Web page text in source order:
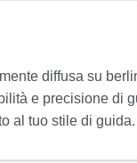
diffusa su
e precisione di
al tuo stile di guida.